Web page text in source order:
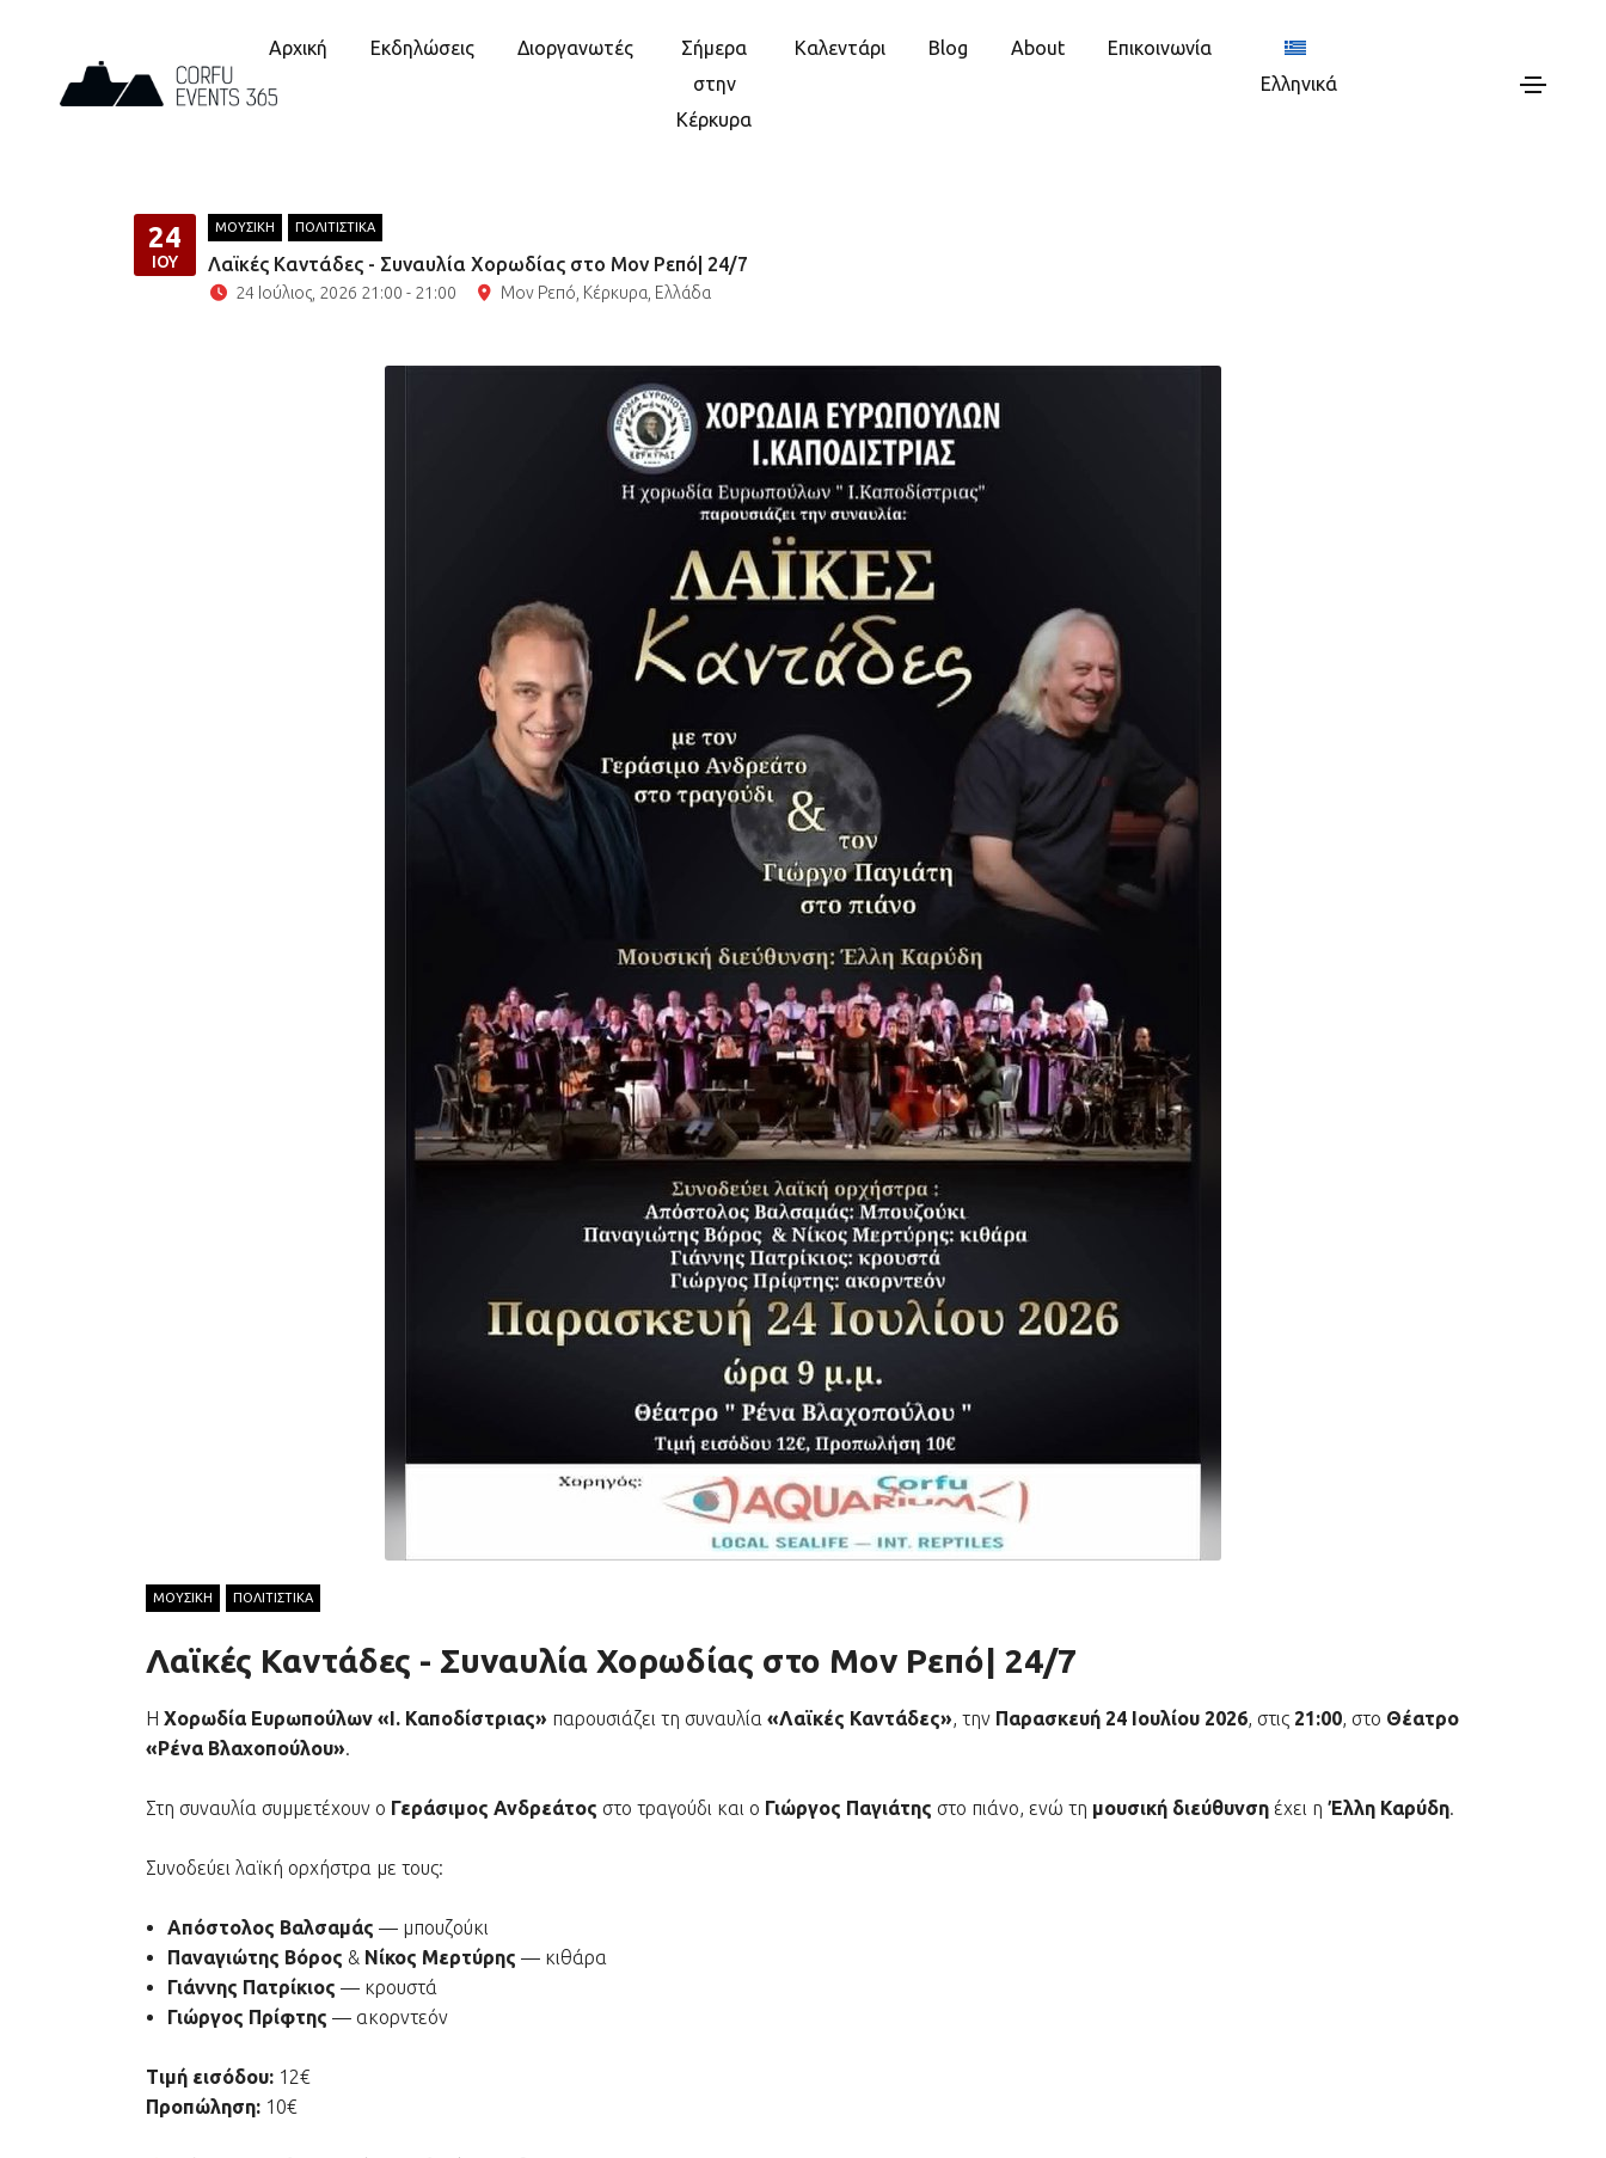
Αρχική Εκδηλώσεις Διοργανωτές
Σήμερα
στην
Κέρκυρα
Καλεντάρι Blog About
Επικοινωνία
Ελληνικά
24
ΙΟΎ
ΜΟΥΣΙΚΗ ΠΟΛΙΤΙΣΤΙΚΑ
Λαϊκές Καντάδες - Συναυλία Χορωδίας στο Μον Ρεπό| 24/7
24 Ιούλιος, 2026 21:00 - 21:00 Μον Ρεπό, Κέρκυρα, Ελλάδα
ΜΟΥΣΙΚΗ ΠΟΛΙΤΙΣΤΙΚΑ
Λαϊκές Καντάδες - Συναυλία Χορωδίας στο Μον Ρεπό| 24/7
Η Χορωδία Ευρωπούλων «Ι. Καποδίστριας» παρουσιάζει τη συναυλία «Λαϊκές Καντάδες», την Παρασκευή 24 Ιουλίου 2026, στις 21:00, στο Θέατρο
«Ρένα Βλαχοπούλου».
Στη συναυλία συμμετέχουν ο Γεράσιμος Ανδρεάτος στο τραγούδι και ο Γιώργος Παγιάτης στο πιάνο, ενώ τη μουσική διεύθυνση έχει η Έλλη Καρύδη.
Συνοδεύει λαϊκή ορχήστρα με τους:
Απόστολος Βαλσαμάς — μπουζούκι
Παναγιώτης Βόρος & Νίκος Μερτύρης — κιθάρα
Γιάννης Πατρίκιος — κρουστά
Γιώργος Πρίφτης — ακορντεόν
Τιμή εισόδου: 12€
Προπώληση: 10€